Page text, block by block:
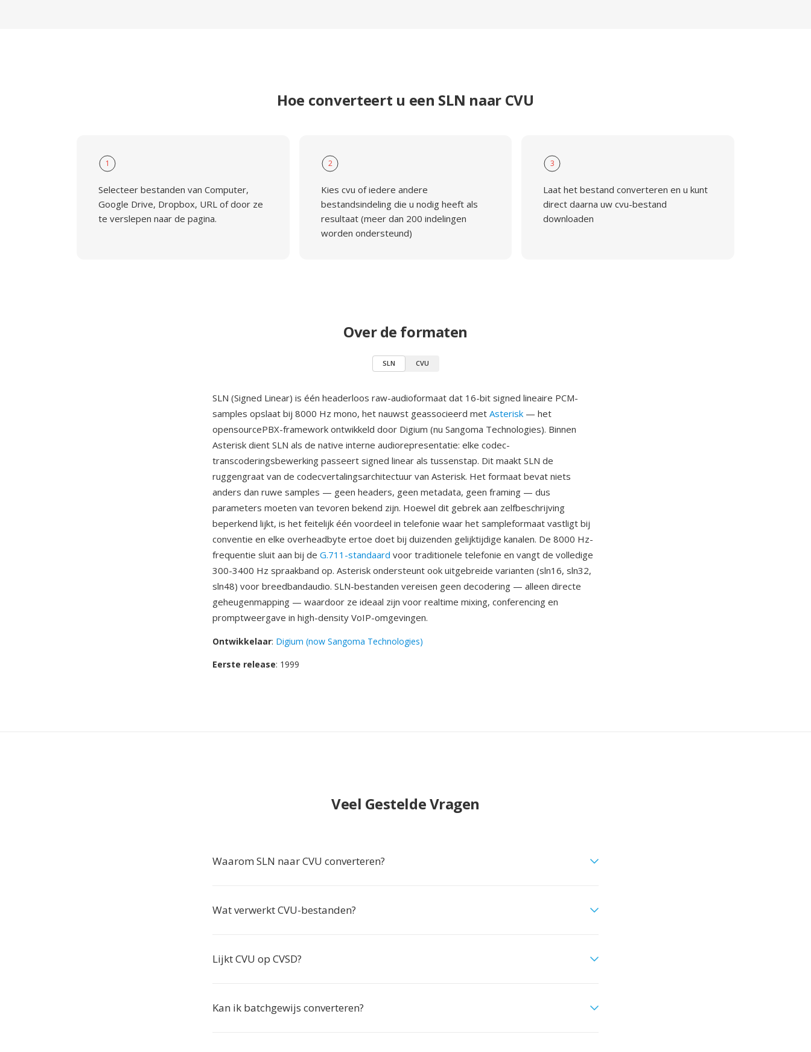
Hoe converteert u een SLN naar CVU
1
Selecteer bestanden van Computer,
Google Drive, Dropbox, URL of door ze
te verslepen naar de pagina.
2
Kies cvu of iedere andere
bestandsindeling die u nodig heeft als
resultaat (meer dan 200 indelingen
worden ondersteund)
3
Laat het bestand converteren en u kunt
direct daarna uw cvu-bestand
downloaden
Over de formaten
SLN CVU
SLN (Signed Linear) is één headerloos raw-audioformaat dat 16-bit signed lineaire PCM-
samples opslaat bij 8000 Hz mono, het nauwst geassocieerd met Asterisk — het
opensourcePBX-framework ontwikkeld door Digium (nu Sangoma Technologies). Binnen
Asterisk dient SLN als de native interne audiorepresentatie: elke codec-
transcoderingsbewerking passeert signed linear als tussenstap. Dit maakt SLN de
ruggengraat van de codecvertalingsarchitectuur van Asterisk. Het formaat bevat niets
anders dan ruwe samples — geen headers, geen metadata, geen framing — dus
parameters moeten van tevoren bekend zijn. Hoewel dit gebrek aan zelfbeschrijving
beperkend lijkt, is het feitelijk één voordeel in telefonie waar het sampleformaat vastligt bij
conventie en elke overheadbyte ertoe doet bij duizenden gelijktijdige kanalen. De 8000 Hz-
frequentie sluit aan bij de G.711-standaard voor traditionele telefonie en vangt de volledige
300-3400 Hz spraakband op. Asterisk ondersteunt ook uitgebreide varianten (sln16, sln32,
sln48) voor breedbandaudio. SLN-bestanden vereisen geen decodering — alleen directe
geheugenmapping — waardoor ze ideaal zijn voor realtime mixing, conferencing en
promptweergave in high-density VoIP-omgevingen.
Ontwikkelaar: Digium (now Sangoma Technologies)
Eerste release: 1999
Veel Gestelde Vragen
Waarom SLN naar CVU converteren?
Wat verwerkt CVU-bestanden?
Lijkt CVU op CVSD?
Kan ik batchgewijs converteren?